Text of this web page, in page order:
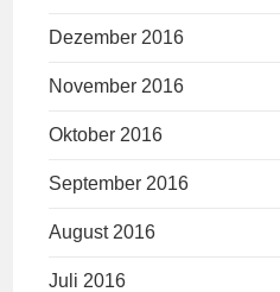
Dezember 2016
November 2016
Oktober 2016
September 2016
August 2016
Juli 2016